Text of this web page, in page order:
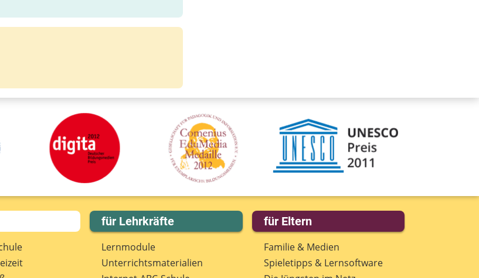
für Lehrkräfte
Lernmodule
Unterrichts­materialien
für Eltern
Familie & Medien
Spieletipps & Lernsoftware